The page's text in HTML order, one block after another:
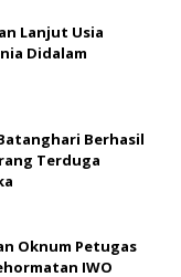
Lanjut Usia
Didalam
Berhasil
Terduga
Oknum Petugas
IWO